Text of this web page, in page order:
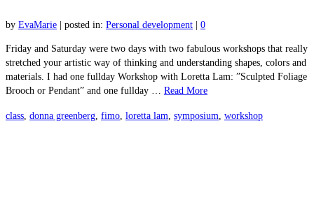
by EvaMarie posted in: Personal development 0
Friday and Saturday were two days with two fabulous workshops that really
stretched your artistic way of thinking and understanding shapes, colors and
materials. I had one fullday Workshop with Loretta Lam: ”Sculpted Foliage
Brooch or Pendant” and one fullday … Read More
class, donna greenberg, fimo, loretta lam, symposium, workshop